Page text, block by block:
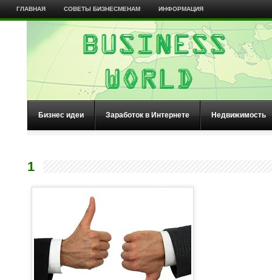
ГЛАВНАЯ СОВЕТЫ БИЗНЕСМЕНАМ ИНФОРМАЦИЯ
Бизнес идеи Заработок в Интернете Недвижимость
1